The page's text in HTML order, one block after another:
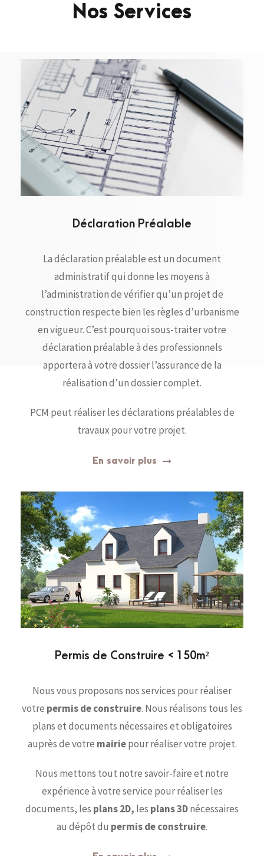
Nos Services
Déclaration Préalable
La déclaration préalable est un document
administratif qui donne les moyens à
l’administration de vérifier qu’un projet de
construction respecte bien les règles d’urbanisme
en vigueur. C’est pourquoi sous-traiter votre
déclaration préalable à des professionnels
apportera à votre dossier l’assurance de la
réalisation d’un dossier complet.
PCM peut réaliser les déclarations préalables de
travaux pour votre projet.
En savoir plus
Permis de Construire < 150m²
Nous vous proposons nos services pour réaliser
votre permis de construire. Nous réalisons tous les
plans et documents nécessaires et obligatoires
auprès de votre mairiepour réaliser votre projet.
Nous mettons tout notre savoir-faire et notre
expérience à votre service pour réaliser les
documents, les plans 2D, les plans 3Dnécessaires
au dépôt du permis de construire.